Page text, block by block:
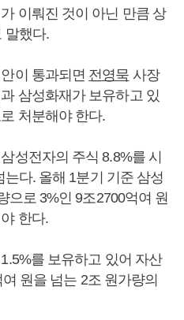
이뤄진 것이 아닌 만큼 상
말했다.
이 통과되면 전영묵 사장
삼성화재가 보유하고 있
처분해야 한다.
성전자의 주식 8.8%를 시
다. 올해 1분기 기준 삼성
으로 3%인 9조2700억여 원
한다.
를 보유하고 있어 자산
원을 넘는 2조 원가량의